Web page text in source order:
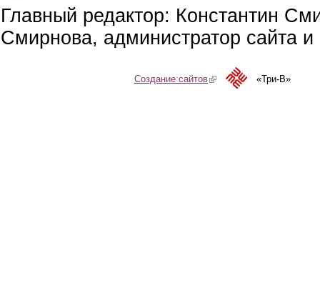
Главный редактор: Константин
Смирнова, администратор сайта
Создание сайтов(link is external)«Три-В»